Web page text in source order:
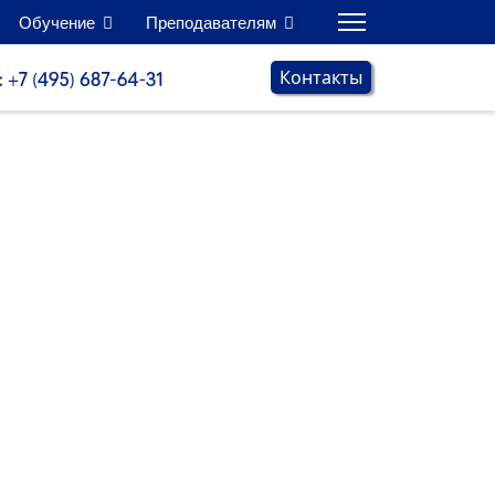
Обучение Преподавателям
Контакты